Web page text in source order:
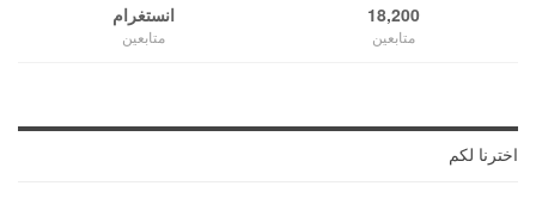
18,200
متابعين
انستغرام
متابعين
اخترنا لكم